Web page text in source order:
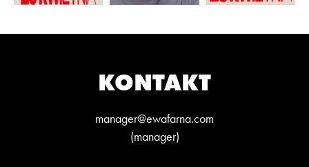
KONTAKT
manager@ewafarna.com
(manager)